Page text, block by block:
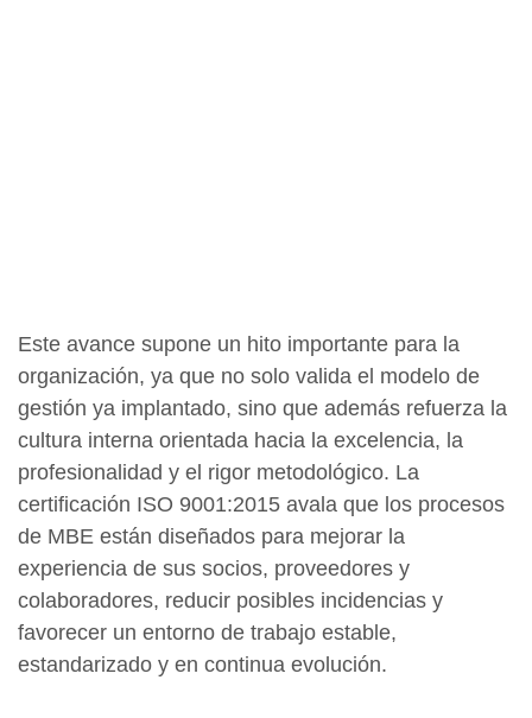
Este avance supone un hito importante para la
organización, ya que no solo valida el modelo de
gestión ya implantado, sino que además refuerza la
cultura interna orientada hacia la excelencia, la
profesionalidad y el rigor metodológico. La
certificación ISO 9001:2015 avala que los procesos
de MBE están diseñados para mejorar la
experiencia de sus socios, proveedores y
colaboradores, reducir posibles incidencias y
favorecer un entorno de trabajo estable,
estandarizado y en continua evolución.